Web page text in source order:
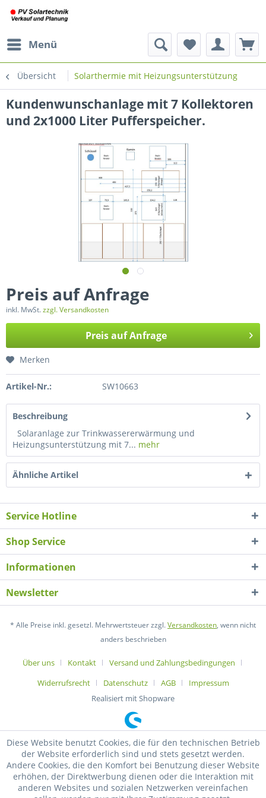
Menü
Übersicht Solarthermie mit Heizungsunterstützung
Kundenwunschanlage mit 7 Kollektoren
und 2x1000 Liter Pufferspeicher.
Preis auf Anfrage
inkl. MwSt.zzgl. Versandkosten
Preis auf Anfrage
Merken
Artikel-Nr.: SW10663
Beschreibung
Solaranlage zur Trinkwassererwärmung und
Heizungsunterstützung mit 7... mehr
Ähnliche Artikel
Service Hotline
Shop Service
Informationen
Newsletter
* Alle Preise inkl. gesetzl. Mehrwertsteuer zzgl.Versandkosten, wenn nicht
anders beschrieben
Über uns Kontakt
Versand und Zahlungsbedingungen
Widerrufsrecht
Datenschutz AGB
Impressum
Realisiert mit Shopware
Diese Website benutzt Cookies, die für den technischen Betrieb
der Website erforderlich sind und stets gesetzt werden.
Andere Cookies, die den Komfort bei Benutzung dieser Website
erhöhen, der Direktwerbung dienen oder die Interaktion mit
anderen Websites und sozialen Netzwerken vereinfachen